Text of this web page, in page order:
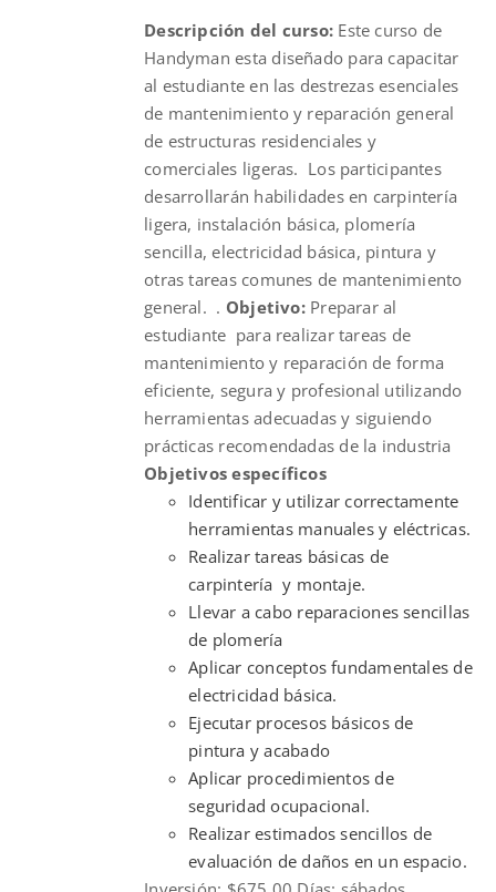
$830.00.$675.00.
Descripción del curso: Este curso de
Handyman esta diseñado para capacitar
al estudiante en las destrezas esenciales
de mantenimiento y reparación general
de estructuras residenciales y
comerciales ligeras. Los participantes
desarrollarán habilidades en carpintería
ligera, instalación básica, plomería
sencilla, electricidad básica, pintura y
otras tareas comunes de mantenimiento
general. . Objetivo:Preparar al
estudiante para realizar tareas de
mantenimiento y reparación de forma
eficiente, segura y profesional utilizando
herramientas adecuadas y siguiendo
prácticas recomendadas de la industria
Objetivos específicos
Identificar y utilizar correctamente
herramientas manuales y eléctricas.
Realizar tareas básicas de
carpintería y montaje.
Llevar a cabo reparaciones sencillas
de plomería
Aplicar conceptos fundamentales de
electricidad básica.
Ejecutar procesos básicos de
pintura y acabado
Aplicar procedimientos de
seguridad ocupacional.
Realizar estimados sencillos de
evaluación de daños en un espacio.